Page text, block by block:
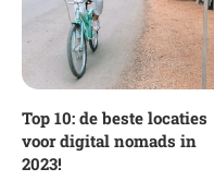
Top 10: de beste locaties
voor digital nomads in
2023!